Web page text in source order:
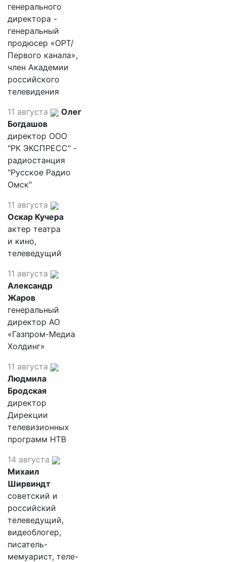
генерального
директора -
генеральный
продюсер «ОРТ/
Первого канала»,
член Академии
российского
телевидения
11 августа
Олег
Богдашов
директор ООО
"РК ЭКСПРЕСС" -
радиостанция
"Русское Радио
Омск"
11 августа
Оскар Кучера
актер театра
и кино,
телеведущий
11 августа
Александр
Жаров
генеральный
директор АО
«Газпром-Медиа
Холдинг»
11 августа
Людмила
Бродская
директор
Дирекции
телевизионных
программ НТВ
14 августа
Михаил
Ширвиндт
советский и
российский
телеведущий,
видеоблогер,
писатель-
мемуарист, теле-